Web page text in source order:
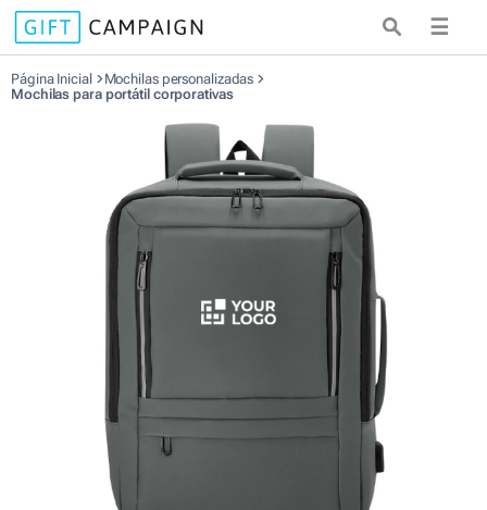
☰
Página Inicial
Mochilas personalizadas
Mochilas para portátil corporativas